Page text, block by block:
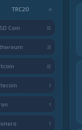
TRC20 ★
Coin 5
3
2
1
1
1